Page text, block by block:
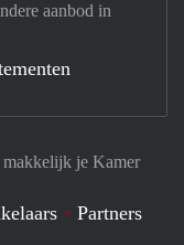
je Kamer
Partners
aanbod in